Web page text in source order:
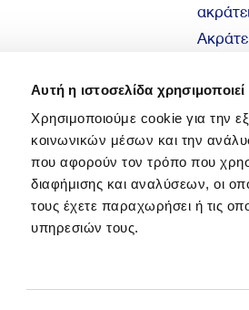
Αυτή η ιστοσελίδα
Χρησιμοποιούμε cookie για την
κοινωνικών μέσων και την
που αφορούν τον τρόπο που
διαφήμισης και αναλύσεων, οι
τους έχετε παραχωρήσει ή τις
υπηρεσιών τους.
10